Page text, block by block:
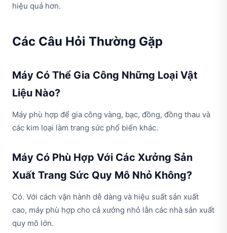
hiệu quả hơn.
Các Câu Hỏi Thường Gặp
Máy Có Thể Gia Công Những Loại Vật
Liệu Nào?
Máy phù hợp để gia công vàng, bạc, đồng, đồng thau và
các kim loại làm trang sức phổ biến khác.
Máy Có Phù Hợp Với Các Xưởng Sản
Xuất Trang Sức Quy Mô Nhỏ Không?
Có. Với cách vận hành dễ dàng và hiệu suất sản xuất
cao, máy phù hợp cho cả xưởng nhỏ lẫn các nhà sản xuất
quy mô lớn.